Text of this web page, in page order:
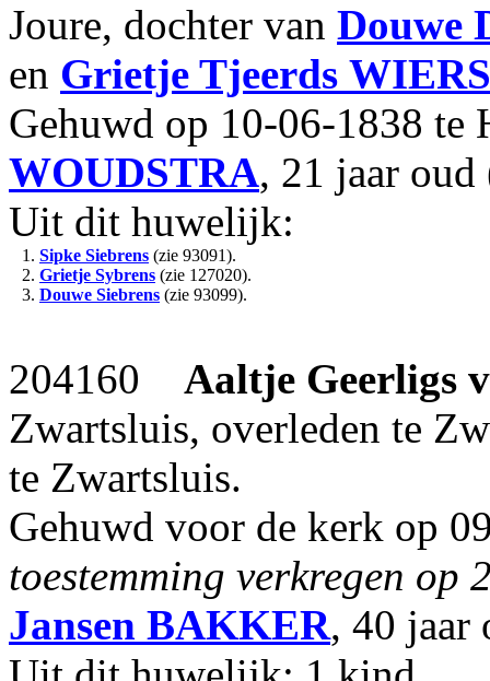
Joure, dochter van Douwe
en Grietje Tjeerds
Gehuwd op 10-06-1838 te
WOUDSTRA, 21 jaar
Uit dit huwelijk:
1. Sipke Siebrens (zie 93091).
2. Grietje Sybrens (zie 127020).
3. Douwe Siebrens (zie 93099).
204160 Aaltje Geerligs
Zwartsluis, overleden te
te Zwartsluis.
Gehuwd voor de kerk op
toestemming verkregen op
Jansen BAKKER, 40 jaar